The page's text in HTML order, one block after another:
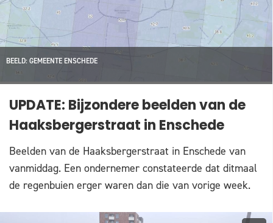
BEELD: GEMEENTE ENSCHEDE
UPDATE: Bijzondere beelden van de
Haaksbergerstraat in Enschede
Beelden van de Haaksbergerstraat in Enschede van
vanmiddag. Een ondernemer constateerde dat ditmaal
de regenbuien erger waren dan die van vorige week.